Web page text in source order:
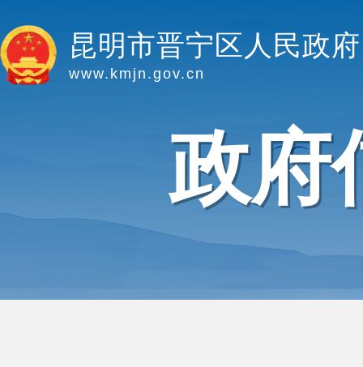
昆明市晋宁区人民政府
www.kmjn.gov.cn
政府